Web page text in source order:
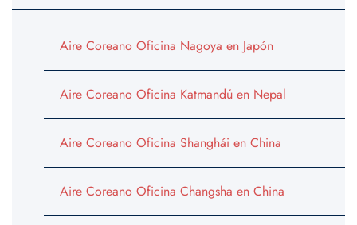
Aire Coreano Oficina Nagoya en Japón
Aire Coreano Oficina Katmandú en Nepal
Aire Coreano Oficina Shanghái en China
Aire Coreano Oficina Changsha en China